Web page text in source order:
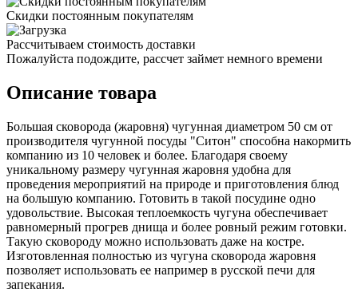
Скидки постоянным покупателям
Рассчитываем стоимость доставки
Пожалуйста подождите, рассчет займет немного времени
Описание товара
Большая сковорода (жаровня) чугунная диаметром 50 см от
производителя чугунной посуды "Ситон" способна накормить
компанию из 10 человек и более. Благодаря своему
уникальному размеру чугунная жаровня удобна для
проведения мероприятий на природе и приготовления блюд
на большую компанию. Готовить в такой посудине одно
удовольствие. Высокая теплоемкость чугуна обеспечивает
равномерный прогрев днища и более ровный режим готовки.
Такую сковороду можно использовать даже на костре.
Изготовленная полностью из чугуна сковорода жаровня
позволяет использовать ее например в русской печи для
запекания.